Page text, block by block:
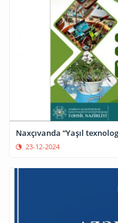
Naxçıvanda “Yaşıl
23-12-2024